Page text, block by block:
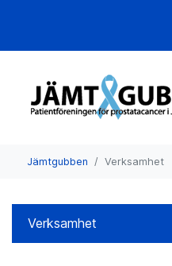
Jämtgubben Verksamhet
Verksamhet